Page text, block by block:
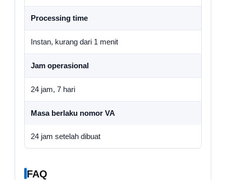
Processing time
Instan, kurang dari 1 menit
Jam operasional
24 jam, 7 hari
Masa berlaku nomor VA
24 jam setelah dibuat
FAQ